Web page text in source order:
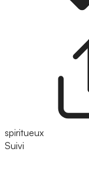
spiritueux
Suivi